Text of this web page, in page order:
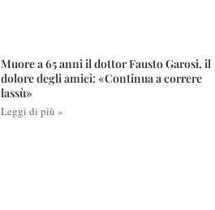
Muore a 65 anni il dottor Fausto Garosi, il
dolore degli amici: «Continua a correre
lassù»
Leggi di più »